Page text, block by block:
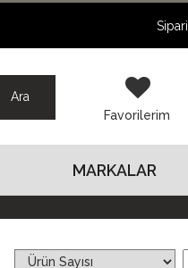
Favorilerim
MARKALAR